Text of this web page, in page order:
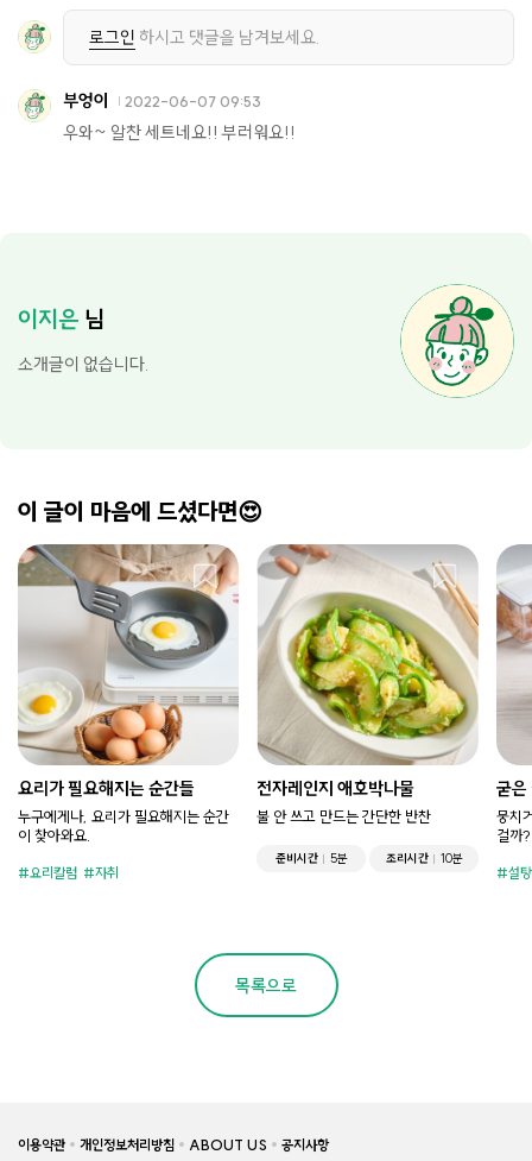
로그인 하시고 댓글을 남겨보세요.
부엉이 2022-06-07 09:53
우와~ 알찬 세트네요!! 부러워요!!
이지은 님
소개글이 없습니다.
이 글이 마음에 드셨다면😍
요리가 필요해지는 순간들
누구에게나, 요리가 필요해지는 순간
이 찾아와요.
요리칼럼 자취
전자레인지 애호박나물
불 안 쓰고 만드는 간단한 반찬
준비시간 5분 조리시간 10분
굳은
뭉치
걸까?
설탕
목록으로
이용약관 개인정보처리방침 ABOUT US 공지사항